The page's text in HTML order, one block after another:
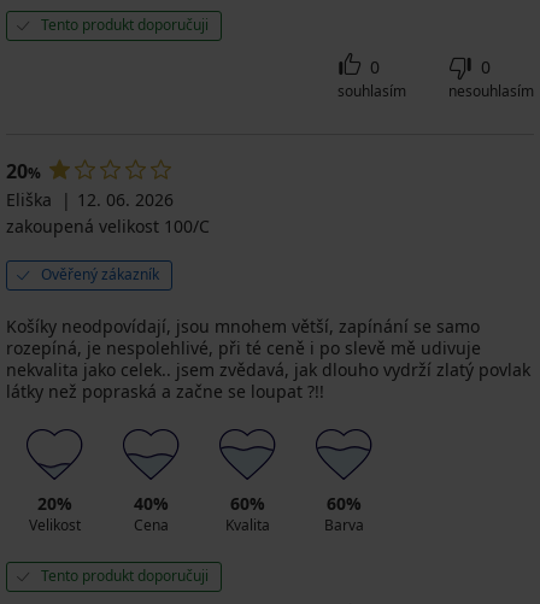
Tento produkt doporučuji
0
souhlasím
0
nesouhlasím
20%
Eliška
12. 06. 2026
zakoupená velikost 100/C
Ověřený zákazník
Košíky neodpovídají, jsou mnohem větší, zapínání se samo
rozepíná, je nespolehlivé, při té ceně i po slevě mě udivuje
nekvalita jako celek.. jsem zvědavá, jak dlouho vydrží zlatý povlak
látky než popraská a začne se loupat ?!!
20%
Velikost
40%
Cena
60%
Kvalita
60%
Barva
Tento produkt doporučuji